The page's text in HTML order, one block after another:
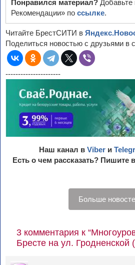
Понравился материал? Добавьте
Рекомендации» по ссылке.
Читайте БрестСИТИ в
Поделиться новостью с друзьями в
----------------------
Наш канал в Viber и
Есть о чем рассказать? Пишите
Больше
3 комментария к
Бресте на ул. Гродненской